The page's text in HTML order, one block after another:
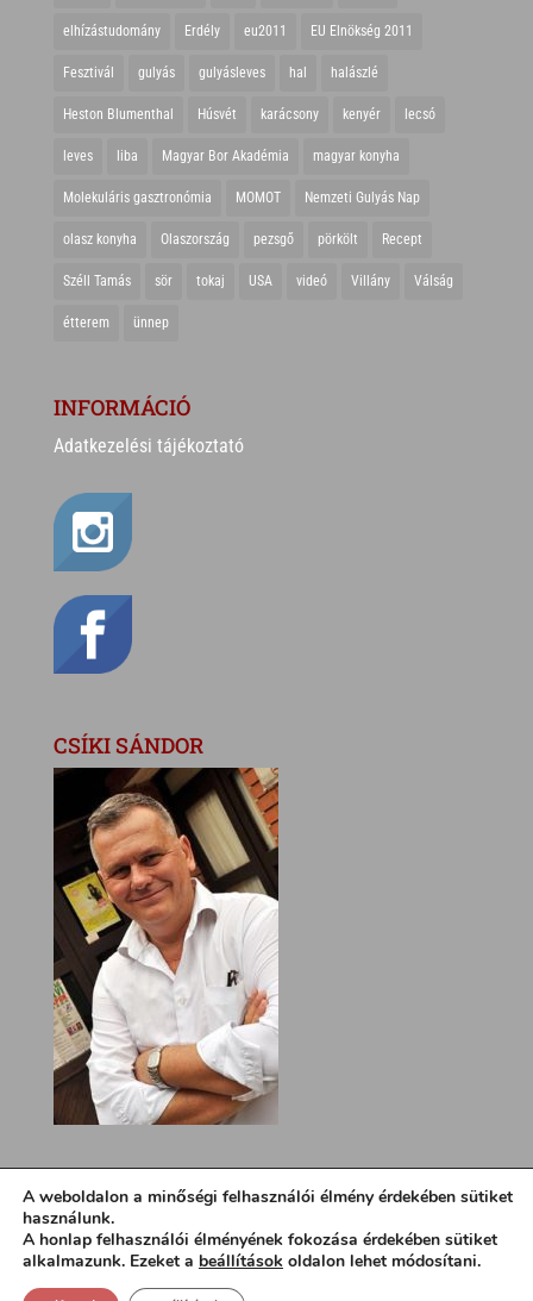
elhízástudomány Erdély eu2011 EU Elnökség 2011
Fesztivál gulyás gulyásleves hal halászlé
Heston Blumenthal Húsvét karácsony kenyér lecsó
leves liba Magyar Bor Akadémia magyar konyha
Molekuláris gasztronómia MOMOT Nemzeti Gulyás Nap
olasz konyha Olaszország pezsgő pörkölt Recept
Széll Tamás sör tokaj USA videó Villány Válság
étterem ünnep
INFORMÁCIÓ
Adatkezelési tájékoztató
CSÍKI SÁNDOR
A weboldalon a minőségi felhasználói élmény érdekében sütiket
használunk.
A honlap felhasználói élményének fokozása érdekében sütiket
alkalmazunk. Ezeket a beállítások oldalon lehet módosítani.